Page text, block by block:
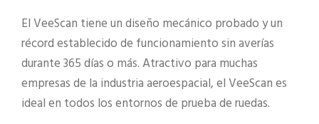
El VeeScan tiene un diseño mecánico probado y un
récord establecido de funcionamiento sin averías
durante 365 días o más. Atractivo para muchas
empresas de la industria aeroespacial, el VeeScan es
ideal en todos los entornos de prueba de ruedas.